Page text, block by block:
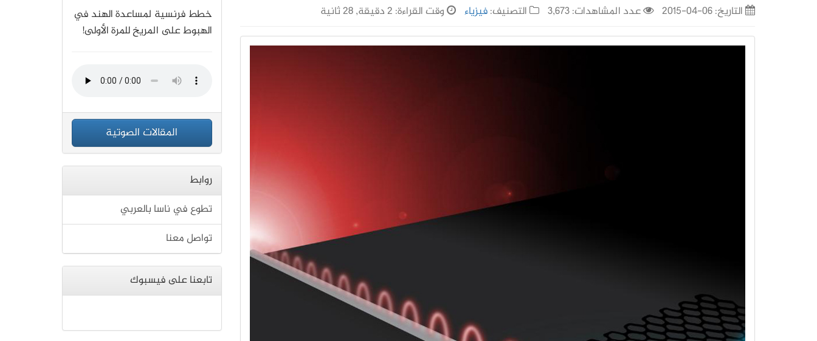
التاريخ:06-04-2015 عدد المشاهدات: 3,673 التصنيف:فيزياء وقت القراءة: 2 دقيقة, 28 ثانية
خطط فرنسية لمساعدة الهند في
الهبوط على المريخ للمرة الأولى!
المقالات الصوتية
روابط
تطوع في ناسا بالعربي
تواصل معنا
تابعنا على فيسبوك